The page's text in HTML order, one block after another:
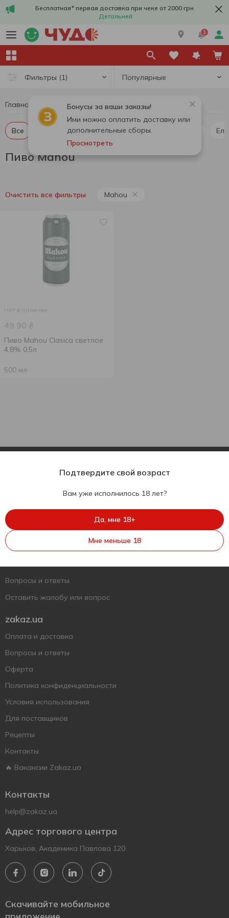
Бесплатная* первая доставка при чеке от 2000 грн
Детальней
1
Фильтры (1) Популярные
Бонусы за ваши заказы!
Ими можно оплатить доставку или
дополнительные сборы.
Просмотреть
Главная Алкоголь Пиво Пиво Mahou
Все Пиво светлое Пиво темное Ель
Пиво Mahou
Очистить все фильтры Mahou
Нет в наличии
49.90 ₴
Пиво Mahou Clasica светлое
4,8% 0,5л
500 мл
Укр
Поддержать ВСУ
Вопросы и ответы
Оставить жалобу или вопрос
zakaz.ua
Оплата и доставка
Вопросы и ответы
Оферта
Политика конфиденциальности
Условия использования
Для поставщиков
Рецепты
Контакты
🔥 Вакансии Zakaz.ua
Контакты
help@zakaz.ua
Адрес торгового центра
Харьков, Академика Павлова 120
Скачивайте мобильное
Подтвердите свой возраст
Вам уже исполнилось 18 лет?
Да, мне 18+
Мне меньше 18